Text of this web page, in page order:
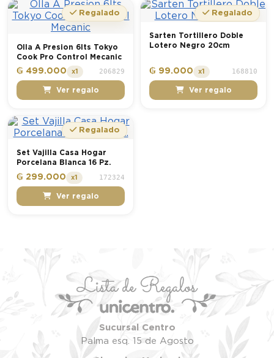
Regalado
Olla A Presion 6lts Tokyo
Cook Pro Control Mecanic
₲ 499.000 x1 206829
Ver regalo
Regalado
Sarten Tortillero Doble
Lotero Negro 20cm
₲ 99.000 x1 168810
Ver regalo
Regalado
Set Vajilla Casa Hogar
Porcelana Blanca 16 Pz.
₲ 299.000 x1 172324
Ver regalo
Sucursal Centro
Palma esq. 15 de Agosto